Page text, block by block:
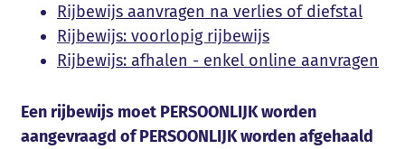
Rijbewijs aanvragen na verlies of diefstal
Rijbewijs: voorlopig rijbewijs
Rijbewijs: afhalen - enkel online aanvragen
Een rijbewijs moet PERSOONLIJK worden
aangevraagd of PERSOONLIJK worden afgehaald